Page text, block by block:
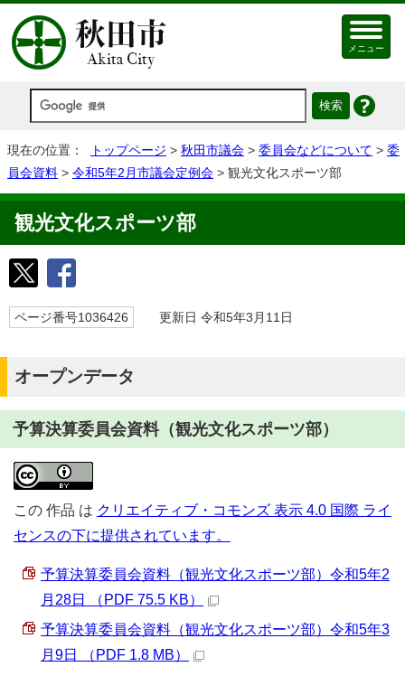
メニュー
現在の位置： トップページ > 秋田市議会 > 委員会などについて > 委
員会資料 > 令和5年2月市議会定例会 > 観光文化スポーツ部
観光文化スポーツ部
ページ番号1036426 更新日 令和5年3月11日
オープンデータ
予算決算委員会資料（観光文化スポーツ部）
この 作品 は クリエイティブ・コモンズ 表示 4.0 国際 ライ
センスの下に提供されています。
予算決算委員会資料（観光文化スポーツ部）令和5年2
月28日 （PDF 75.5 KB）
予算決算委員会資料（観光文化スポーツ部）令和5年3
月9日 （PDF 1.8 MB）